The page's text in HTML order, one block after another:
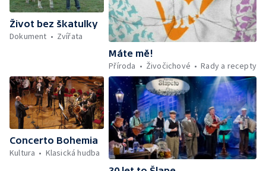
Život bez škatulky
Dokument
Zvířata
Máte mě!
Příroda
Živočichové Rady a recepty
Concerto Bohemia
Kultura
Klasická hudba